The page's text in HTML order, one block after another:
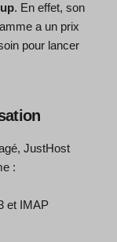
. En effet, son
a un prix
pour lancer
JustHost
:
et IMAP